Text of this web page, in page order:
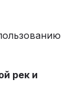
рек и